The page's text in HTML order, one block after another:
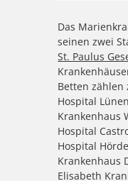
Das
seinen zwei
St. Paulus
Betten zählen
Hospital
Krankenhaus
Hospital
Hospital
Krankenhaus
Elisabeth